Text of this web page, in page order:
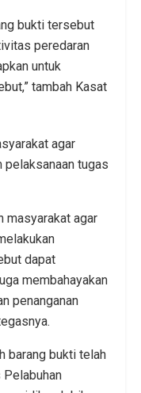
bukti tersebut
peredaran
untuk
tambah Kasat
agar
tugas
masyarakat agar
dapat
membahayakan
penanganan
barang bukti telah